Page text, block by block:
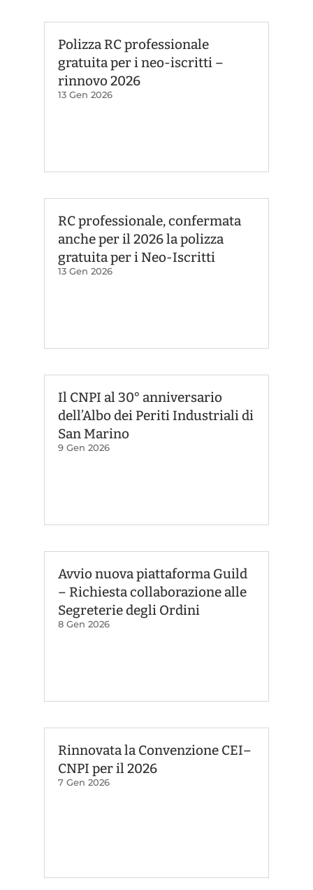
Polizza RC professionale
gratuita per i neo-iscritti –
rinnovo 2026
13 Gen 2026
RC professionale, confermata
anche per il 2026 la polizza
gratuita per i Neo-Iscritti
13 Gen 2026
Il CNPI al 30° anniversario
dell’Albo dei Periti Industriali di
San Marino
9 Gen 2026
Avvio nuova piattaforma Guild
– Richiesta collaborazione alle
Segreterie degli Ordini
8 Gen 2026
Rinnovata la Convenzione CEI–
CNPI per il 2026
7 Gen 2026